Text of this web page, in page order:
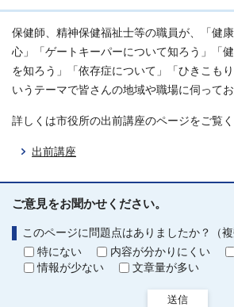
保健師、精神保健福祉士等の職員が、「健
心」「ゲートキーパーについて知ろう」「
を知ろう」「依存症について」「ひきこも
いうテーマで皆さんの地域や職場に伺ってお
詳しくは市役所の出前講座のページをご覧く
出前講座
ご意見をお聞かせください。
このページに問題点はありましたか？（複
特にない
内容が分かりにくい
情報が少ない
文章量が多い
送信